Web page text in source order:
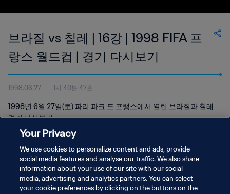
브라질 vs 칠레 | 16강 | 1998 FIFA 프
랑스 월드컵 | 경기 다시보기
1998.06.27 1시 40분 47초
1998년 6월 27일(토) 파리 파크 드 프랭스에서 열린 브라질과 칠레
경기 다시보기
개인정보 보호정책
Your Privacy
We use cookies to personalize content and ads, provide
social media features and analyse our traffic. We also share
information about your use of our site with our social
media, advertising and analytics partners. You can select
your cookie preferences by clicking on the buttons on the